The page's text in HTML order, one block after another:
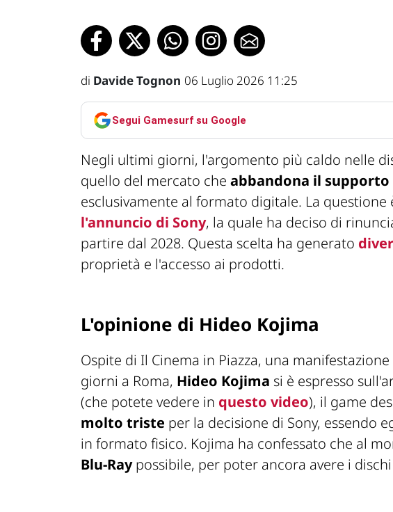
di Davide Tognon 06 Luglio 2026 11:25
Segui Gamesurf su Google
Negli ultimi giorni, l'argomento più caldo nelle
quello del mercato che abbandona il supporto
esclusivamente al formato digitale. La questione
l'annuncio di Sony, la quale ha deciso di
partire dal 2028. Questa scelta ha generato
proprietà e l'accesso ai prodotti.
L'opinione di Hideo Kojima
Ospite di Il Cinema in Piazza, una
giorni a Roma, Hideo Kojima si è espresso
(che potete vedere in questo video), il game
molto triste per la decisione di Sony, essendo
in formato fisico. Kojima ha confessato che al
Blu-Raypossibile, per poter ancora avere i